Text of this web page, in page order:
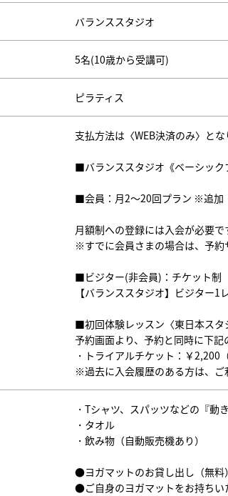
バランススタジオ
5名(10歳から受講可)
ピラティス
支払方法は〈WEB決済のみ〉とな
■バランススタジオ《ベーシッ
■会員：月2～20回プラン ※追加
月額制への登録には入会が必要
※すでに会員さまの場合は、予約
■ビジター(非会員)：チケット制
【バランススタジオ】ビジター
■初回体験レッスン〈東日本スタ
予約画面より、予約と同時に下記
・トライアルチケット：￥2,200
※過去に入会履歴のある方は、ご
・Tシャツ、スパッツなどの『動
・タオル
・飲み物（自動販売機あり）
●ヨガマットのお貸し出し（無料
●ご自身のヨガマットをお持ちい